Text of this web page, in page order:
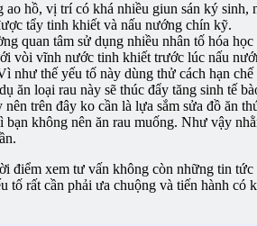
hồ, vị trí có khá nhiều giun sán ký
tẩy tinh khiết và nấu nướng chín kỹ.
quan tâm sử dụng nhiều nhân tố hóa
vòi vĩnh nước tinh khiết trước lúc nấu
như thế yếu tố này dùng thử cách hạn
ăn loại rau này sẽ thúc đẩy tăng sinh tế
trên đây ko cần là lựa sắm sửa đồ ăn
không nên ăn rau muống. Như vậy
điểm xem tư vấn không còn những tin
tố rất cần phải ưa chuộng và tiến hành